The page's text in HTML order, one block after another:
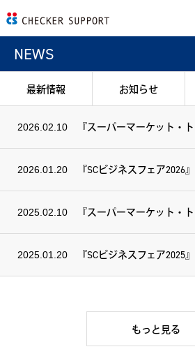
NEWS
最新情報 お知らせ
2026.02.10
2026.01.20 『SCビジネスフェア2026
2025.02.10
2025.01.20 『SCビジネスフェア2025
もっと見る